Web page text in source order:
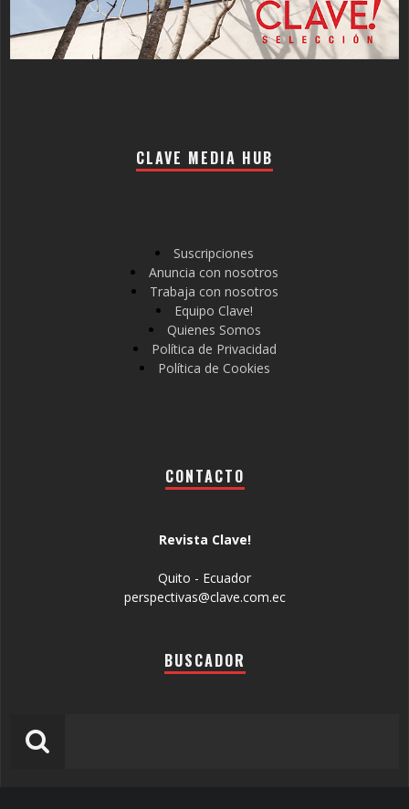
CLAVE MEDIA HUB
Suscripciones
Anuncia con nosotros
Trabaja con nosotros
Equipo Clave!
Quienes Somos
Política de Privacidad
Política de Cookies
CONTACTO
Revista Clave!
Quito - Ecuador
perspectivas@clave.com.ec
BUSCADOR